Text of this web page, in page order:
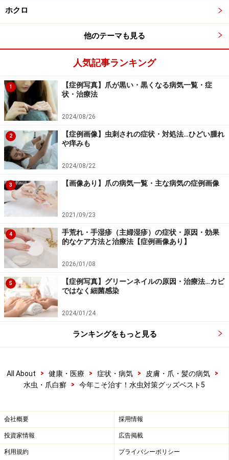
>>次のページにつづきます！>>
断・治療行為ではありません。診断・治療を必要とする方は、適
切な医療機関での受診をおすすめいたします。記事内容は執筆者
個人の見解によるものであり、全ての方への有効性を保証するも
のではありません。当サイトで提供する情報に基づいて被ったい
かなる損害についても、当社、各ガイド、その他当社と契約した
情報提供者は一切の責任を負いかねます。
免責事項
1/3
ホクロ
他のテーマも見る
人気記事ランキング
1
【症例写真】爪が黒い・黒くなる病気一覧・症
状・治療法
2024/08/26
2
【症例画像】虫刺されの症状・対処法…ひどい腫れ
や痒みも
2024/08/22
3 【画像あり】爪の病気一覧・主な病気の症例画像
2021/09/23
4
手荒れ・手湿疹（主婦湿疹）の症状・原因・効果
的なケア方法と治療法【症例画像あり】
2026/01/08
5
【症例写真】グリーンネイルの原因・治療法…カビ
ではなく細菌感染
2024/01/24
ランキングをもっと見る
All About > 健康・医療 > 症状・病気 > 皮膚・爪・髪の病気
>
水虫・爪白癬
> 今年こそ治す！水虫対策グッズベスト5
会社概要 採用情報
投資家情報 広告掲載
利用規約 プライバシーポリシー